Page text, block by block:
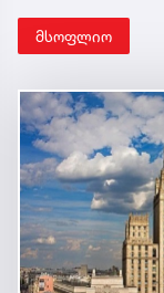
მსოფლიო